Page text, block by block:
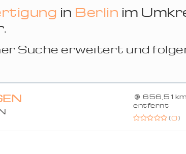
in Berlin im
Suche erweitert und
656,51 km
entfernt
(0)